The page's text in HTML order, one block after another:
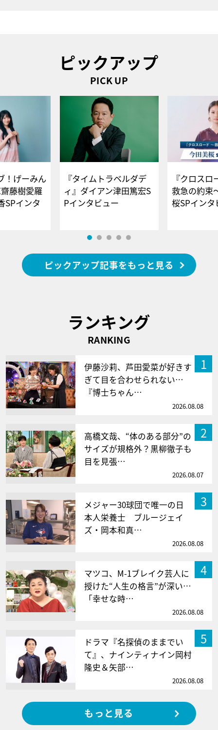
ピックアップ
PICK UP
！げーみん
藤樹愛羅
SPインタ
『タイムトラベルダデ
ィ』ダイアン津田篤宏S
Pインタビュー
『クロス
救急の約束
桜SPイ
ピックアップ記事をもっと見る
ランキング
RANKING
1
伊藤沙莉、芦田愛菜が好きす
ぎて目を合わせられない…
『博士ちゃん…
2026.08.08
2
高橋文哉、“体のある部分”の
サイズが規格外？黒柳徹子も
目を見張…
2026.08.07
3
メジャー30球団で唯一の日
本人栄養士 ブルージェイ
ズ・岡本和真…
2026.08.08
4
マツコ、M-1ブレイク芸人に
授けた“人生の格言”が深い…
「幸せな時…
2026.08.08
5
ドラマ『名探偵のままでい
て』、ナインティナイン岡村
隆史＆矢部…
2026.08.08
もっと見る